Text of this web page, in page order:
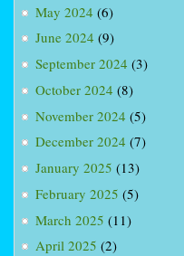
May 2024 (6)
June 2024 (9)
September 2024 (3)
October 2024 (8)
November 2024 (5)
December 2024 (7)
January 2025 (13)
February 2025 (5)
March 2025 (11)
April 2025 (2)